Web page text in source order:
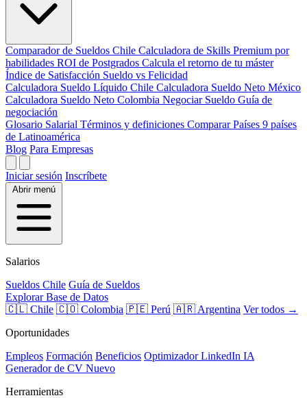
Comparador de Sueldos Chile Calculadora de Skills Premium por
habilidades ROI de Postgrados Calcula el retorno de tu máster
Índice de Satisfacción Sueldo vs Felicidad
Calculadora Sueldo Líquido Chile Calculadora Sueldo Neto México
Calculadora Sueldo Neto Colombia Negociar Sueldo Guía de
negociación
Glosario Salarial Términos y definiciones Comparar Países 9 países
de Latinoamérica
Blog Para Empresas
Iniciar sesión Inscríbete
Abrir menú
Salarios
Sueldos Chile Guía de Sueldos
Explorar Base de Datos
🇨🇱 Chile 🇨🇴 Colombia 🇵🇪 Perú 🇦🇷 Argentina Ver todos →
Oportunidades
Empleos Formación Beneficios Optimizador LinkedIn IA
Generador de CV Nuevo
Herramientas